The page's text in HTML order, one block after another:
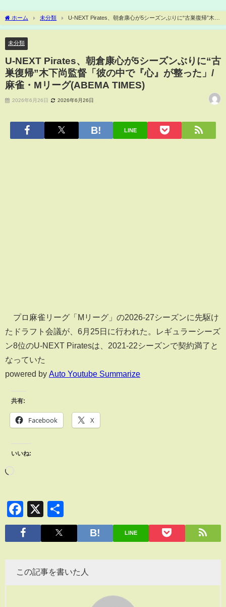
ホーム 未分類
U-NEXT Pirates、朝倉康心が5シーズンぶりに“古巣復帰”木下
尚監督「彼の中で『心』が整った」/麻雀・Mリーグ(ABEMA TIMES)
未分類
U-NEXT Pirates、朝倉康心が5シーズンぶりに“古
巣復帰”木下尚監督「彼の中で『心』が整った」/
麻雀・Mリーグ(ABEMA TIMES)
2026年6月26日 2026年6月26日
LINE
プロ麻雀リーグ「Mリーグ」の2026-27シーズンに先駆け
たドラフト会議が、6月25日に行われた。レギュラーシーズ
ン8位のU-NEXT Piratesは、2021-22シーズンで契約満了と
なっていた
powered by Auto Youtube Summarize
共有:
Facebook X
いいね:
Facebook
X
有
LINE
この記事を書いた人